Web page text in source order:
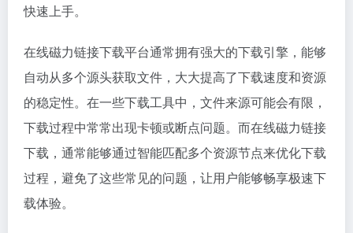
快速上手。
在线磁力链接下载平台通常拥有强大的下载引擎，能够
自动从多个源头获取文件，大大提高了下载速度和资源
的稳定性。在一些下载工具中，文件来源可能会有限，
下载过程中常常出现卡顿或断点问题。而在线磁力链接
下载，通常能够通过智能匹配多个资源节点来优化下载
过程，避免了这些常见的问题，让用户能够畅享极速下
载体验。